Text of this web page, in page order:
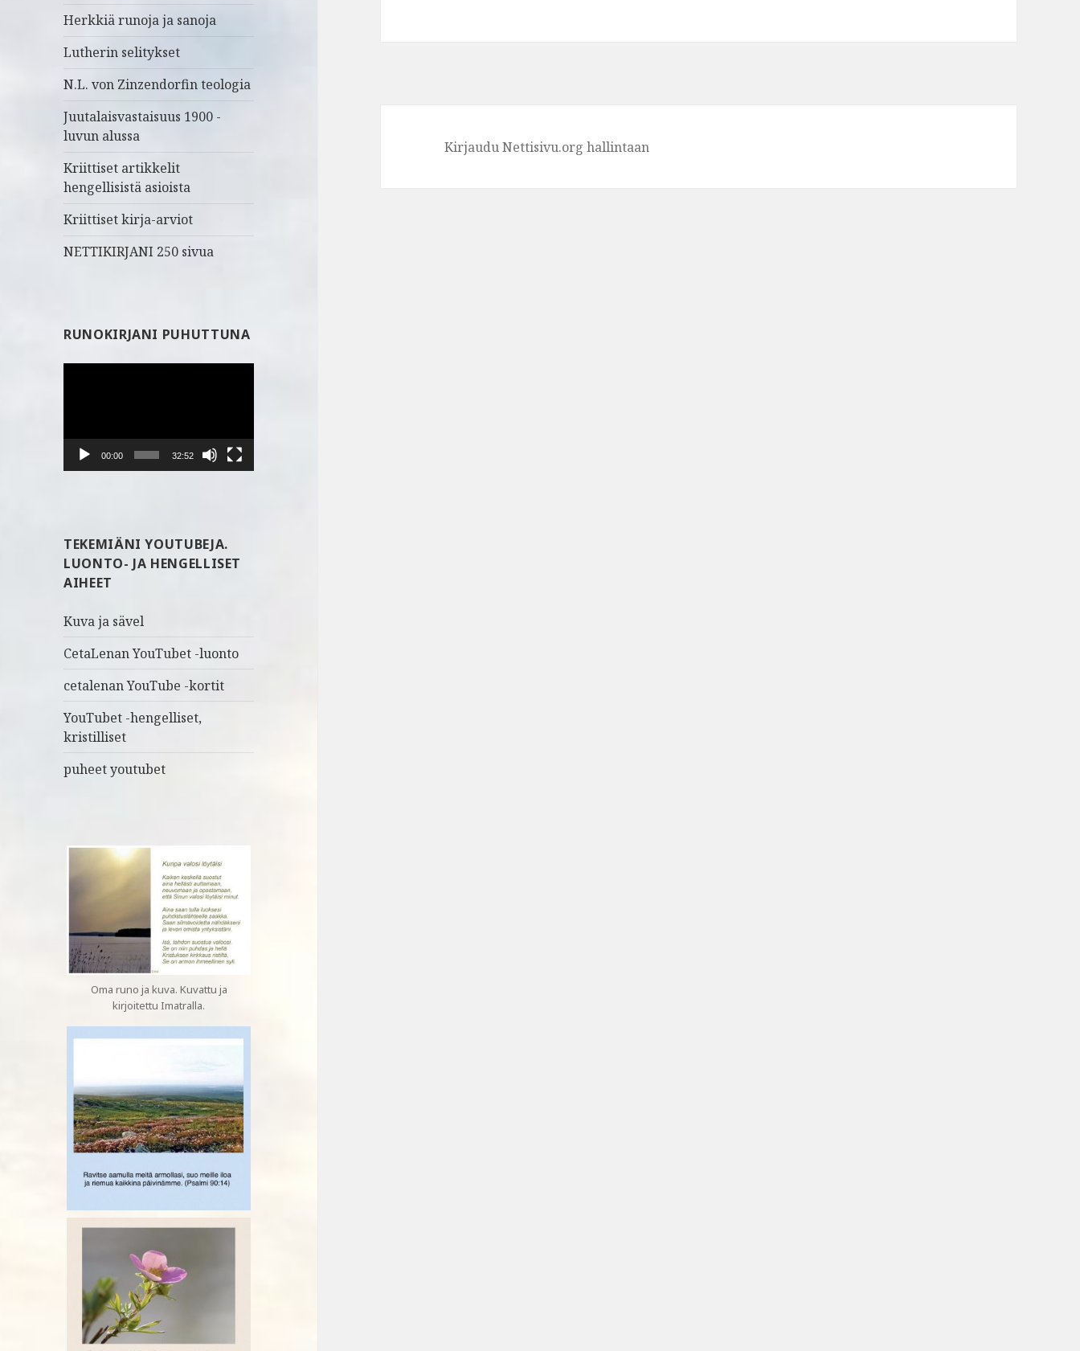
Herkkiä runoja ja sanoja
Lutherin selitykset
N.L. von Zinzendorfin teologia
Juutalaisvastaisuus 1900 -
luvun alussa
Kriittiset artikkelit
hengellisistä asioista
Kriittiset kirja-arviot
NETTIKIRJANI 250 sivua
RUNOKIRJANI PUHUTTUNA
00:00 32:52
TEKEMIÄNI YOUTUBEJA.
LUONTO- JA HENGELLISET
AIHEET
Kuva ja sävel
CetaLenan YouTubet -luonto
cetalenan YouTube -kortit
YouTubet -hengelliset,
kristilliset
puheet youtubet
Oma runo ja kuva. Kuvattu ja
kirjoitettu Imatralla.
Kirjaudu Nettisivu.org hallintaan